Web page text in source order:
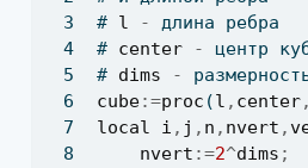
# l -
длина ребра
# center -
центр
# dims -
cube:=proc (l , center,
local
i , j , n , nvert ,
nvert :=2^dims ;